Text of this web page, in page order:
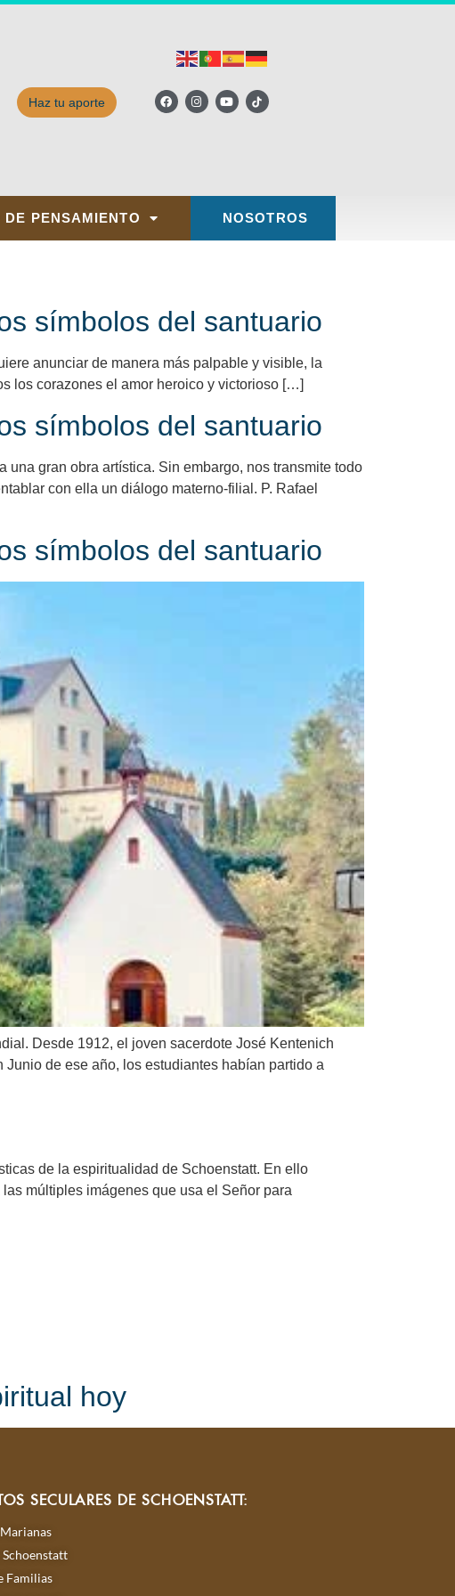
Haz tu aporte
DE PENSAMIENTO NOSOTROS
símbolos del santuario
anunciar de manera más palpable y visible, la
los corazones el amor heroico y victorioso […]
símbolos del santuario
gran obra artística. Sin embargo, nos transmite todo
con ella un diálogo materno-filial. P. Rafael
símbolos del santuario
Desde 1912, el joven sacerdote José Kentenich
de ese año, los estudiantes habían partido a
de la espiritualidad de Schoenstatt. En ello
múltiples imágenes que usa el Señor para
hoy
SECULARES DE SCHOENSTATT:
Schoenstatt
Familias